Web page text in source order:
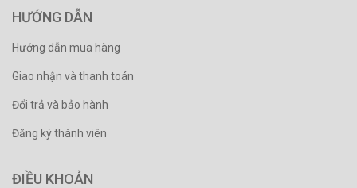
HƯỚNG DẪN
Hướng dẫn mua hàng
Giao nhận và thanh toán
Đổi trả và bảo hành
Đăng ký thành viên
ĐIỀU KHOẢN